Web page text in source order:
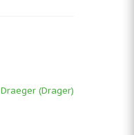
Draeger (Drager)